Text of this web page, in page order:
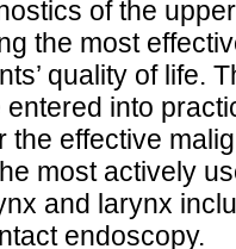
of the
the most
quality of life.
into
the effective
most actively
and larynx
endoscopy.